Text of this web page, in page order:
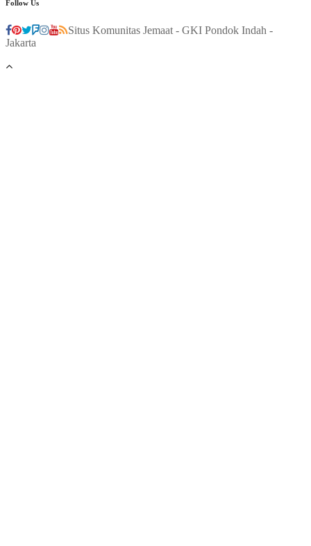
Follow Us
Situs Komunitas Jemaat - GKI Pondok Indah -
Jakarta